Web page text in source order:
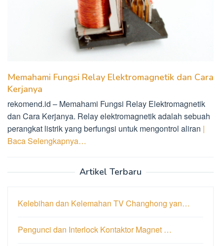
Memahami Fungsi Relay Elektromagnetik dan Cara
Kerjanya
rekomend.id – Memahami Fungsi Relay Elektromagnetik
dan Cara Kerjanya. Relay elektromagnetik adalah sebuah
perangkat listrik yang berfungsi untuk mengontrol aliran |
Baca Selengkapnya…
Artikel Terbaru
Kelebihan dan Kelemahan TV Changhong yan…
Pengunci dan Interlock Kontaktor Magnet …